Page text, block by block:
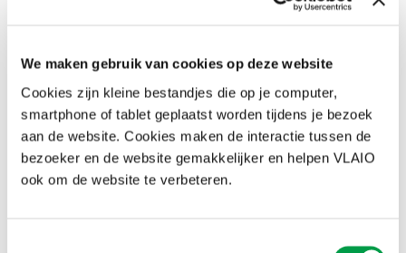
We maken gebruik van cookies op deze website
Cookies zijn kleine bestandjes die op je computer,
smartphone of tablet geplaatst worden tijdens je bezoek
aan de website. Cookies maken de interactie tussen de
bezoeker en de website gemakkelijker en helpen VLAIO
ook om de website te verbeteren.
Hoe leg je het bestaan zelf van je eigen idee,
Ondernemen doe je vaak niet alleen. Om tot een geslaagd resultaat
te komen werk je als kmo intensief samen met partners,
leveranciers, onderzoeksorganisaties, .... Maar hoe zit het in zulke
samenwerkingsverbanden precies met de intellectuele eigendom?
Wat kan je doen? Waar moet je op letten? Hoe stel je een goede